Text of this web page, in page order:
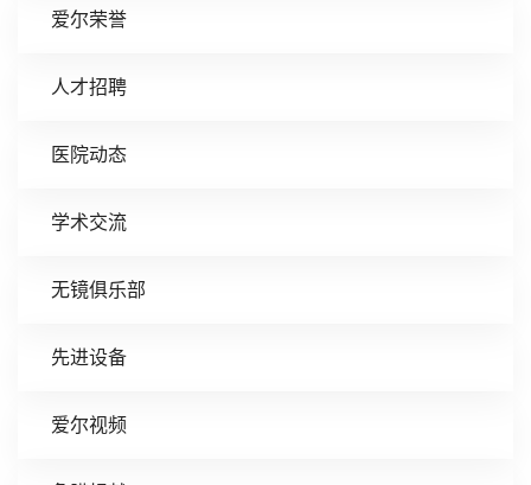
爱尔荣誉
人才招聘
医院动态
学术交流
无镜俱乐部
先进设备
爱尔视频